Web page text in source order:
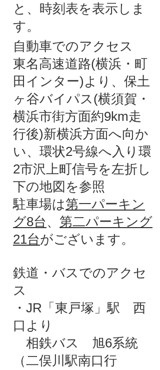
と、時刻表を表示しま
す。
自動車でのアクセス
東名高速道路(横浜・町
田インター)より、保土
ヶ谷バイパス(横須賀・
横浜市街方面約9km走
行後)新横浜方面へ向か
い、環状2号線へ入り環
2市沢上町信号を左折し
下の地図を参照
駐車場は第一パーキン
グ8台、 第二パーキング
21台がございます。
鉄道・バスでのアクセ
ス
・JR「東戸塚」駅 西
口より
相鉄バス 旭6系統
（二俣川駅南口行